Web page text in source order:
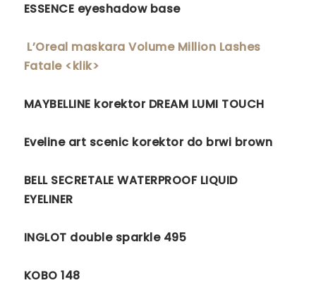
ESSENCE eyeshadow base
L’Oreal maskara Volume Million Lashes
Fatale <klik>
MAYBELLINE korektor DREAM LUMI TOUCH
Eveline art scenic korektor do brwi brown
BELL SECRETALE WATERPROOF LIQUID
EYELINER
INGLOT double sparkle 495
KOBO 148